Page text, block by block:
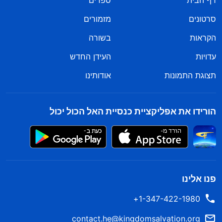
סרטונים
מזמורים
הקראות
בשורה
עדויות
העידן החדש
תצוגת התמונות
אודותינו
הורידו את אפליקציית כנסיית האל הכול יכול
פנו אלינו
1-347-422-1980+
contact.he@kingdomsalvation.org